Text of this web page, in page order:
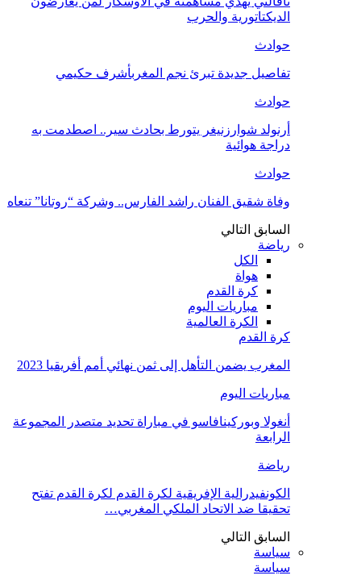
الديكتاتورية والحرب
حوادث
تفاصيل جديدة تبرئ نجم المغربأشرف حكيمي
حوادث
أرنولد شوارزنيغر يتورط بحادث سير.. اصطدمت به
دراجة هوائية
حوادث
وفاة شقيق الفنان راشد الفارس.. وشركة “روتانا” تنعاه
السابق التالي
رياضة
الكل
هواة
كرة القدم
مباريات اليوم
الكرة العالمية
كرة القدم
المغرب يضمن التأهل إلى ثمن نهائي أمم أفريقيا 2023
مباريات اليوم
أنغولا وبوركينافاسو في مباراة تحديد متصدر المجموعة
الرابعة
رياضة
الكونفيدرالية الإفريقية لكرة القدم لكرة القدم تفتح
تحقيقا ضد الاتحاد الملكي المغربي…
السابق التالي
سياسة
سياسة